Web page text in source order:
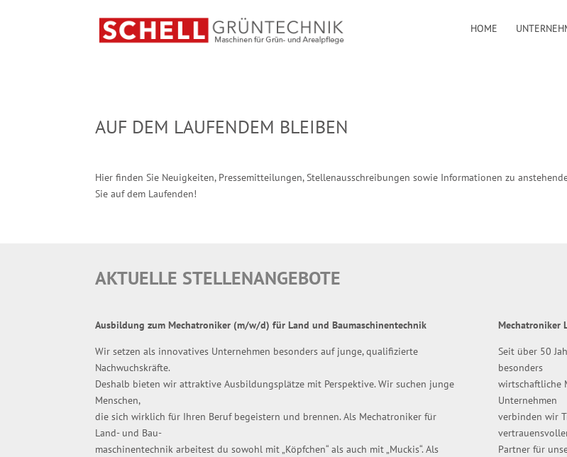
HOME
AUF DEM LAUFENDEM BLEIBEN
Hier finden Sie Neuigkeiten, Pressemitteilungen, Stellenausschreibungen sowie Informationen zu
Sie auf dem Laufenden!
AKTUELLE STELLENANGEBOTE
Ausbildung zum Mechatroniker (m/w/d) für Land und Baumaschinentechnik
Wir setzen als innovatives Unternehmen besonders auf junge, qualifizierte
Nachwuchskräfte.
Deshalb bieten wir attraktive Ausbildungsplätze mit Perspektive. Wir suchen junge
Menschen,
die sich wirklich für Ihren Beruf begeistern und brennen. Als Mechatroniker für
Land- und Bau-
maschinentechnik arbeitest du sowohl mit „Köpfchen“ als auch mit „Muckis“. Als
Mechatroniker
Seit über 50
besonders
wirtschaftliche
Unternehmen
verbinden wir
Partner für